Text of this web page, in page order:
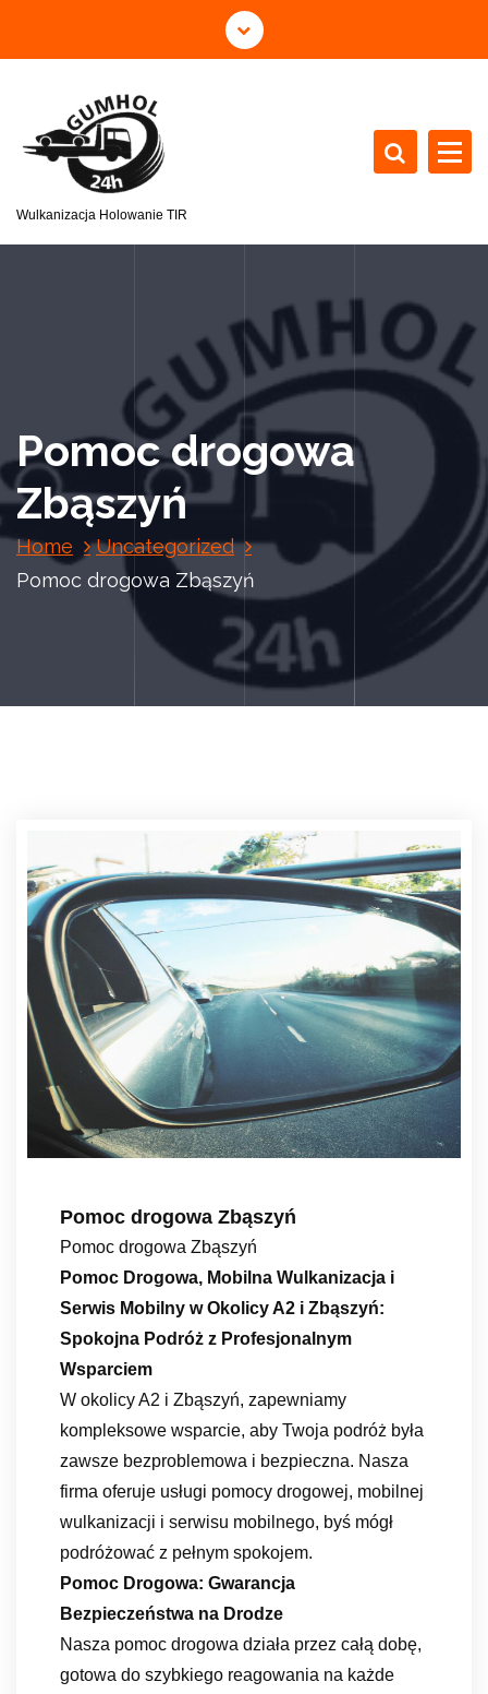
Wulkanizacja Holowanie TIR
Pomoc drogowa
Zbąszyń
Home
Uncategorized
Pomoc drogowa Zbąszyń
Pomoc drogowa Zbąszyń
Pomoc drogowa Zbąszyń
Pomoc Drogowa, Mobilna Wulkanizacja i
Serwis Mobilny w Okolicy A2 i Zbąszyń:
Spokojna Podróż z Profesjonalnym
Wsparciem
W okolicy A2 i Zbąszyń, zapewniamy
kompleksowe wsparcie, aby Twoja podróż była
zawsze bezproblemowa i bezpieczna. Nasza
firma oferuje usługi pomocy drogowej, mobilnej
wulkanizacji i serwisu mobilnego, byś mógł
podróżować z pełnym spokojem.
Pomoc Drogowa: Gwarancja
Bezpieczeństwa na Drodze
Nasza pomoc drogowa działa przez całą dobę,
gotowa do szybkiego reagowania na każde